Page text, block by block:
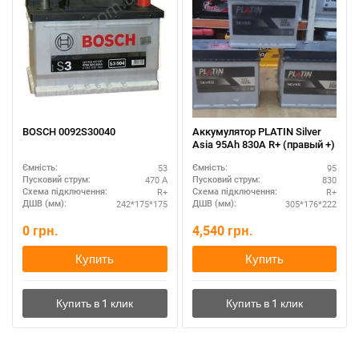
BOSCH 0092S30040
Ємність: 53
Пусковий струм: 470 А
Схема підключення: R+
ДШВ (мм): 242*175*175
0 грн.
Купить
Аккумулятор PLATIN Silver
Asia 95Ah 830A R+ (правый +)
Ємність: 95
Пусковий струм: 830
Схема підключення: R+
ДШВ (мм): 305*176*222
4,540 грн.
Купить